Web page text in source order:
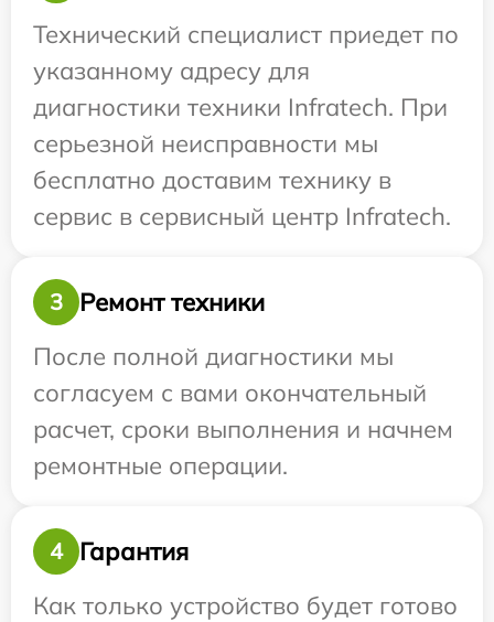
Технический специалист приедет по
указанному адресу для
диагностики техники Infratech. При
серьезной неисправности мы
бесплатно доставим технику в
сервис в сервисный центр Infratech.
3
Ремонт техники
После полной диагностики мы
согласуем с вами окончательный
расчет, сроки выполнения и начнем
ремонтные операции.
4
Гарантия
Как только устройство будет готово